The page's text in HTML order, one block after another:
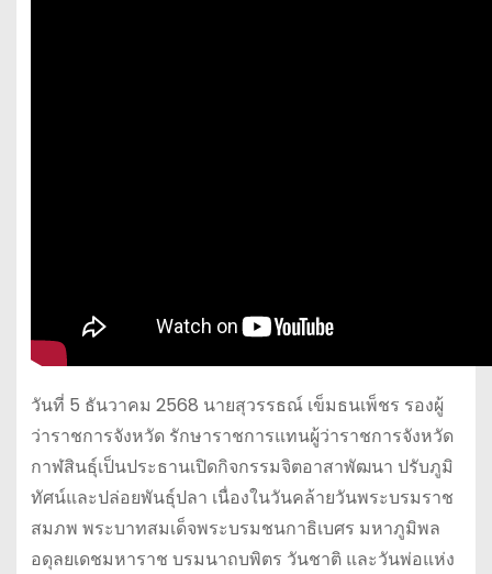
วันที่ 5 ธันวาคม 2568 นายสุวรรธณ์ เข็มธนเพ็ชร รองผู้
ว่าราชการจังหวัด รักษาราชการแทนผู้ว่าราชการจังหวัด
กาฬสินธุ์เป็นประธานเปิดกิจกรรมจิตอาสาพัฒนา ปรับภูมิ
ทัศน์และปล่อยพันธุ์ปลา เนื่องในวันคล้ายวันพระบรมราช
สมภพ พระบาทสมเด็จพระบรมชนกาธิเบศร มหาภูมิพล
อดุลยเดชมหาราช บรมนาถบพิตร วันชาติ และวันพ่อแห่ง